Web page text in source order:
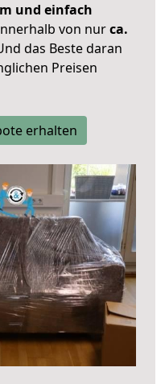
und einfach
von nurca.
das Beste daran
Preisen
erhalten